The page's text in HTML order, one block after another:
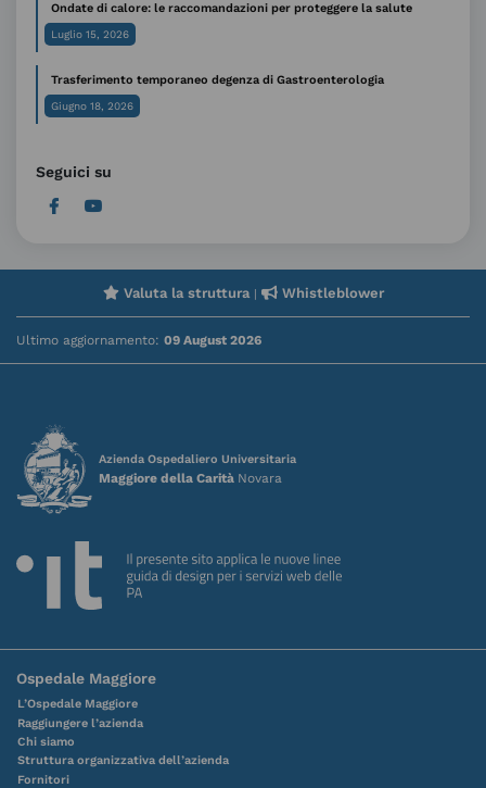
Ondate di calore: le raccomandazioni per proteggere la salute
Luglio 15, 2026
Trasferimento temporaneo degenza di Gastroenterologia
Giugno 18, 2026
Seguici su
Valuta la struttura| Whistleblower
Ultimo aggiornamento: 09 August 2026
Azienda Ospedaliero Universitaria
Maggiore della Carità Novara
Ospedale Maggiore
L’Ospedale Maggiore
Raggiungere l’azienda
Chi siamo
Struttura organizzativa dell’azienda
Fornitori